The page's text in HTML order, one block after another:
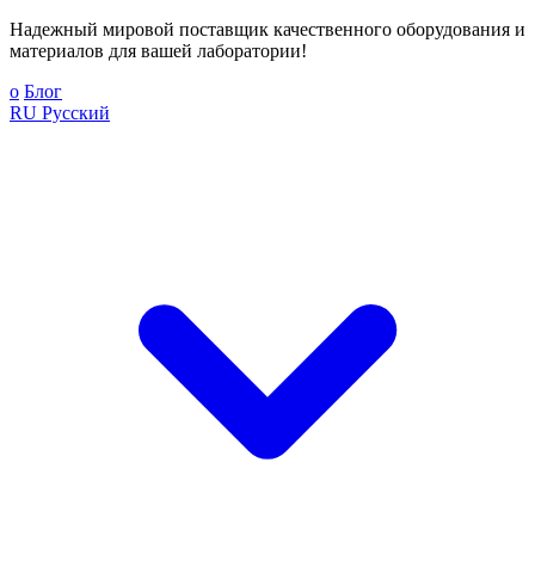
Надежный мировой поставщик качественного оборудования и
материалов для вашей лаборатории!
о Блог
RU Русский